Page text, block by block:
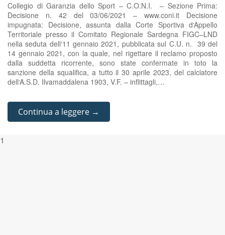
Collegio di Garanzia dello Sport – C.O.N.I. – Sezione Prima:
Decisione n. 42 del 03/06/2021 – www.coni.it Decisione
impugnata: Decisione, assunta dalla Corte Sportiva d‘Appello
Territoriale presso il Comitato Regionale Sardegna FIGC–LND
nella seduta dell‘11 gennaio 2021, pubblicata sul C.U. n. 39 del
14 gennaio 2021, con la quale, nel rigettare il reclamo proposto
dalla suddetta ricorrente, sono state confermate in toto la
sanzione della squalifica, a tutto il 30 aprile 2023, del calciatore
dell‘A.S.D. Ilvamaddalena 1903, V.F. – inflittagli,…
Continua a leggere →
1